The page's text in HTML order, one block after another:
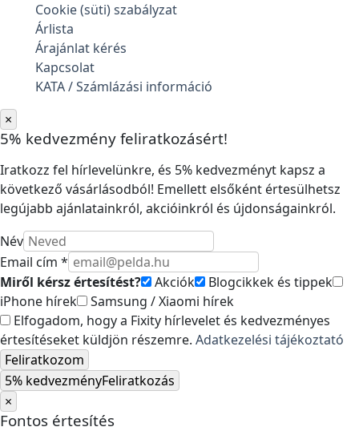
Cookie (süti) szabályzat
Árlista
Árajánlat kérés
Kapcsolat
KATA / Számlázási információ
×
5% kedvezmény feliratkozásért!
Iratkozz fel hírlevelünkre, és 5% kedvezményt kapsz a
következő vásárlásodból! Emellett elsőként értesülhetsz
legújabb ajánlatainkról, akcióinkról és újdonságainkról.
Név
Email cím *
Miről kérsz értesítést?
Akciók
Blogcikkek és tippek
iPhone hírek
Samsung / Xiaomi hírek
Elfogadom, hogy a Fixity hírlevelet és kedvezményes
értesítéseket küldjön részemre. Adatkezelési tájékoztató
Feliratkozom
5% kedvezményFeliratkozás
×
Fontos értesítés